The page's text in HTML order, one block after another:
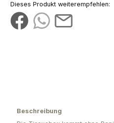
Dieses Produkt weiterempfehlen:
Beschreibung